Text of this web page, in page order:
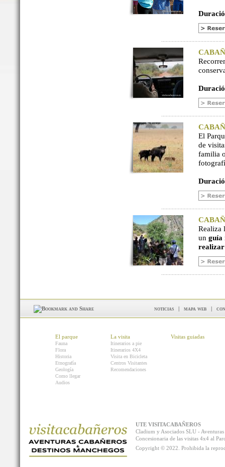
El
de
familia
Realiza
un guía
noticias | mapa web |
El parque
Fauna
Flora
Historia
Etnografía
Geología
Como llegar
Audios
La visita
Itinerarios a pie
Itinerarios 4X4
Visita en Bicicleta
Centros Visitantes
Recomendaciones
Visitas guiadas
UTE VISITACABAÑEROS
Cladium y Asociados SLU -
Concesionaria de las visitas 4x4 al
Copyright © 2022. Prohibida la